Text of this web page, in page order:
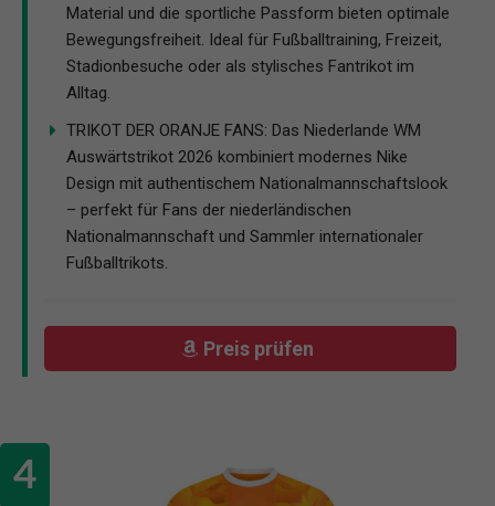
Material und die sportliche Passform bieten optimale
Bewegungsfreiheit. Ideal für Fußballtraining, Freizeit,
Stadionbesuche oder als stylisches Fantrikot im
Alltag.
TRIKOT DER ORANJE FANS: Das Niederlande WM
Auswärtstrikot 2026 kombiniert modernes Nike
Design mit authentischem Nationalmannschaftslook
– perfekt für Fans der niederländischen
Nationalmannschaft und Sammler internationaler
Fußballtrikots.
Preis prüfen